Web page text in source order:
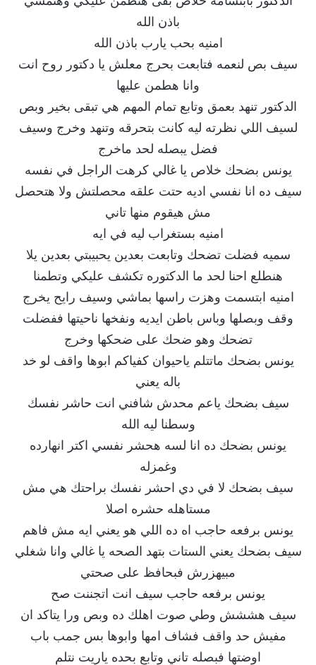
باذن الله
امنيه بحب يارب باذن الله
سيف بص لنعمه فتابعت بحرج معلش يا دكتور روح انت
وانا هطمن عليها
الدكتور تنهد بعمق وتابع تمام المهم هي تبقى بخير وبص
لسيف اللي نظرته ليه كانت بتحرقه وتنهد وخرج وسيف
فضل يبصله لحد ماخرج
يونس بضحك خلاص يا غالي كرهت الراجل في نفسه
سيف ده انا نفسي اديه حتت علقه محصلتش ولا هتحصل
مش هيقوم منها تاني
امنيه بستغراب ليه في ايه
سميه فضلت تضحك وتابعت بعدين يحبيبتي بعدين يلا
هنطلع احنا لحد ما الدكتوره تكشف عليكي وتطمنا
امنيه ابتسمت وهزت راسها بماشي وسيف رايح يخرج
وقف وبصلها وباس باطن ايديه ونفخها ناحيتها ففضلت
تضحك وهو ضحك على ضحكها وخرج
يونس بضحك ماتتلم ياحيوان كفياكم ابوها واقف لو خد
باله يعني
سيف بضحك ياعم محدش شافني انت حاشر نفسك
وسطنا ليه الله
يونس بضحك ده انا لسه هحشر نفسي اكتر انهارده
وغمزله
سيف بضحك لا في دي احشر نفسك براحتك هي مش
مستاهله حشره اصلا
يونس برفعه حاجب اه ده اللي هو يعني ايه مش فاهم
سيف بضحك يعني الستات بتهد الصحه يا غالي وانا شغلي
مبيهزرش فبحافظ على صحتي
يونس برفعه حاجب سيف انت اتجننت صح
سيف هششش وطي صوت اهلك ده وبص ورا يتاكد ان
مفيش حد واقف فشاف امها وابوها بس جمب باب
اوضتها فبصله تاني وتابع بحده ياريت نتلم